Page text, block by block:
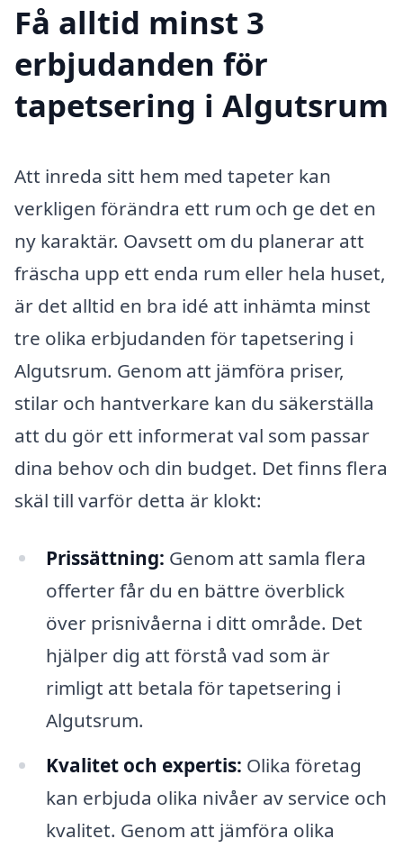
Få alltid minst 3
erbjudanden för
tapetsering i Algutsrum
Att inreda sitt hem med tapeter kan
verkligen förändra ett rum och ge det en
ny karaktär. Oavsett om du planerar att
fräscha upp ett enda rum eller hela huset,
är det alltid en bra idé att inhämta minst
tre olika erbjudanden för tapetsering i
Algutsrum. Genom att jämföra priser,
stilar och hantverkare kan du säkerställa
att du gör ett informerat val som passar
dina behov och din budget. Det finns flera
skäl till varför detta är klokt:
Prissättning: Genom att samla flera
offerter får du en bättre överblick
över prisnivåerna i ditt område. Det
hjälper dig att förstå vad som är
rimligt att betala för tapetsering i
Algutsrum.
Kvalitet och expertis: Olika företag
kan erbjuda olika nivåer av service och
kvalitet. Genom att jämföra olika